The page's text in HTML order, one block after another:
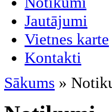
Jautājumi
Vietnes karte
Kontakti
Sākums »